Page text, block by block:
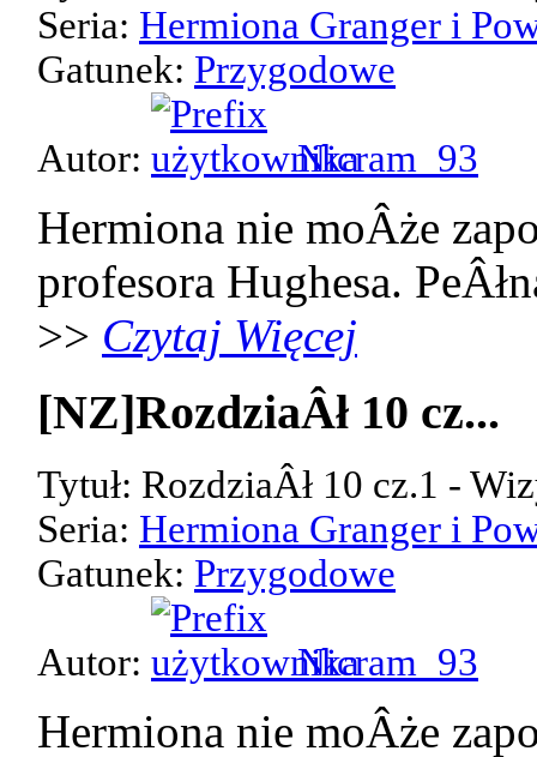
Seria: Hermiona Granger i
Gatunek: Przygodowe
Autor: Nicram_93
Hermiona nie moÂże
profesora Hughesa.
>> Czytaj Więcej
[NZ]RozdziaÂł 10 cz...
Tytuł: RozdziaÂł 10 cz.1 -
Seria: Hermiona Granger i
Gatunek: Przygodowe
Autor: Nicram_93
Hermiona nie moÂże